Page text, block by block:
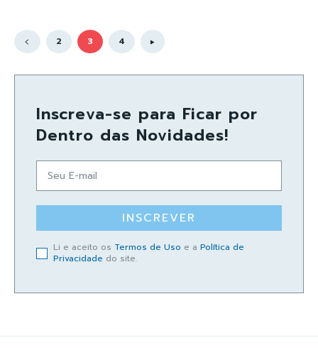
2 3 4
Inscreva-se para Ficar por
Dentro das Novidades!
INSCREVER
Li e aceito os Termos de Uso e a Política de
Privacidade do site.